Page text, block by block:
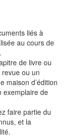
liés à
au cours de
de livre ou
ou un
maison d’édition
exemplaire de
faire partie du
et la